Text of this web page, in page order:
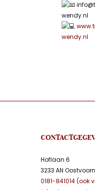
wendy.nl
wendy.nl
Hoflaan 6
3233 AN
0181-841014 (ook